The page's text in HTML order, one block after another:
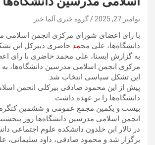
نوامبر 27, 2025 گروه خبری آلما خبر
با رای اعضای شورای مرکزی انجمن اسلامی
دانشگاه‌ها، علی محمد حاضری دبیرکل این
به گزارش ایسنا، علی محمد حاضری با رای
مرکزی انجمن اسلامی مدرسین دانشگاه‌ها، به
این تشکل سیاسی انتخاب شد.
پیش از این محمود صادقی بیرکلی انجمن
دانشگاه‌ها را بر عهده داشت.
بیست و یکمین مجمع عمومی و ششمین
در تالار ابن خلدون دانشکده علوم اجتماعی
برگزار شد و محمود صادقی، داود سلیمانی،